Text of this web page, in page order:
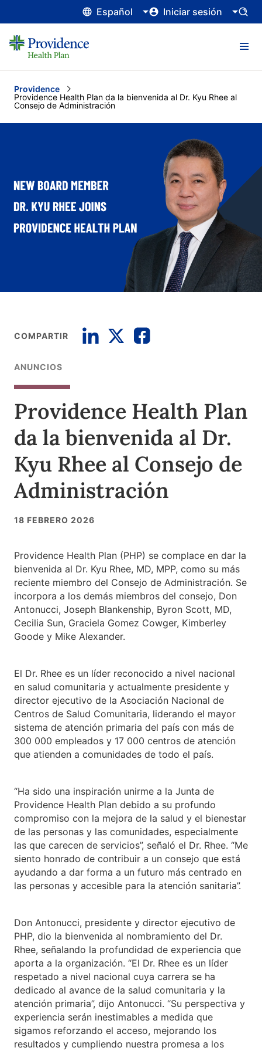
Español Iniciar sesión
Providence
Current:
Providence Health Plan da la bienvenida al Dr. Kyu Rhee al
Consejo de Administración
COMPARTIR
ANUNCIOS
Providence Health Plan
da la bienvenida al Dr.
Kyu Rhee al Consejo de
Administración
18 FEBRERO 2026
Providence Health Plan (PHP) se complace en dar la
bienvenida al Dr. Kyu Rhee, MD, MPP, como su más
reciente miembro del Consejo de Administración. Se
incorpora a los demás miembros del consejo, Don
Antonucci, Joseph Blankenship, Byron Scott, MD,
Cecilia Sun, Graciela Gomez Cowger, Kimberley
Goode y Mike Alexander.
El Dr. Rhee es un líder reconocido a nivel nacional
en salud comunitaria y actualmente presidente y
director ejecutivo de la Asociación Nacional de
Centros de Salud Comunitaria, liderando el mayor
sistema de atención primaria del país con más de
300 000 empleados y 17 000 centros de atención
que atienden a comunidades de todo el país.
“Ha sido una inspiración unirme a la Junta de
Providence Health Plan debido a su profundo
compromiso con la mejora de la salud y el bienestar
de las personas y las comunidades, especialmente
las que carecen de servicios”, señaló el Dr. Rhee. “Me
siento honrado de contribuir a un consejo que está
ayudando a dar forma a un futuro más centrado en
las personas y accesible para la atención sanitaria”.
Don Antonucci, presidente y director ejecutivo de
PHP, dio la bienvenida al nombramiento del Dr.
Rhee, señalando la profundidad de experiencia que
aporta a la organización. “El Dr. Rhee es un líder
respetado a nivel nacional cuya carrera se ha
dedicado al avance de la salud comunitaria y la
atención primaria”, dijo Antonucci. “Su perspectiva y
experiencia serán inestimables a medida que
sigamos reforzando el acceso, mejorando los
resultados y cumpliendo nuestra promesa a los